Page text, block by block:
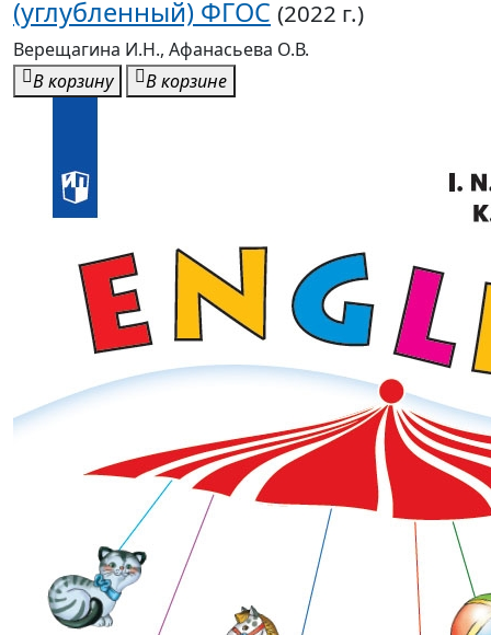
(углубленный) ФГОС (2022 г.)
Верещагина И.Н., Афанасьева О.В.
В корзину
В корзине